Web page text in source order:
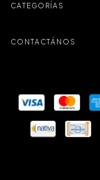
CATEGORÍAS
CONTACTÁNOS